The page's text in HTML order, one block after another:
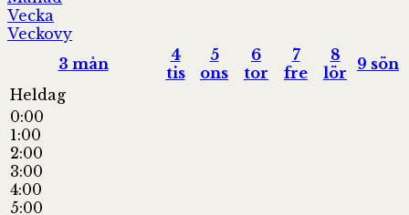
Vecka
Veckovy
3 mån
4
tis
5
ons
6
tor
7
fre
8
lör
9 sön
Heldag
0:00
1:00
2:00
3:00
4:00
5:00